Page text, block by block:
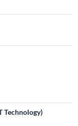
Technology)